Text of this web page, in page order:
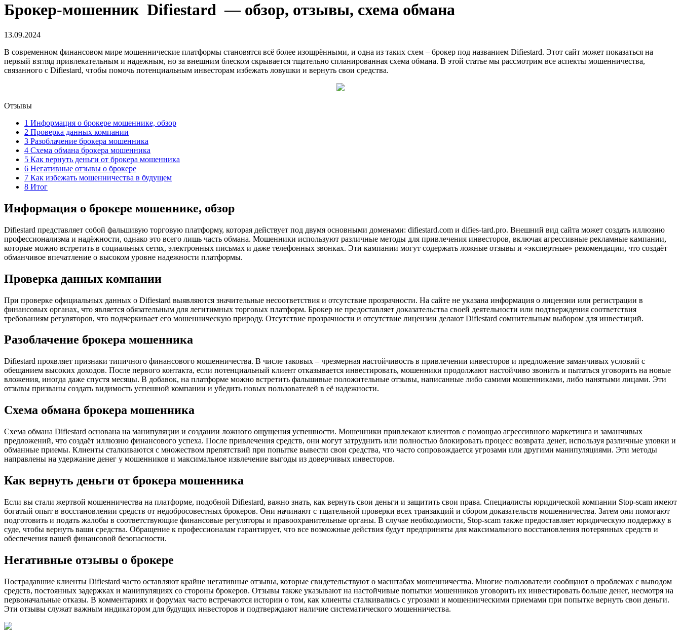
Брокер-мошенник Difiestard — обзор, отзывы, схема обмана
13.09.2024
В современном финансовом мире мошеннические платформы становятся всё более изощрёнными, и одна из таких схем – брокер под названием Difiestard. Этот сайт может показаться на
первый взгляд привлекательным и надежным, но за внешним блеском скрывается тщательно спланированная схема обмана. В этой статье мы рассмотрим все аспекты мошенничества,
связанного с Difiestard, чтобы помочь потенциальным инвесторам избежать ловушки и вернуть свои средства.
Отзывы
1 Информация о брокере мошеннике, обзор
2 Проверка данных компании
3 Разоблачение брокера мошенника
4 Схема обмана брокера мошенника
5 Как вернуть деньги от брокера мошенника
6 Негативные отзывы о брокере
7 Как избежать мошенничества в будущем
8 Итог
Информация о брокере мошеннике, обзор
Difiestard представляет собой фальшивую торговую платформу, которая действует под двумя основными доменами: difiestard.com и difies-tard.pro. Внешний вид сайта может создать иллюзию
профессионализма и надёжности, однако это всего лишь часть обмана. Мошенники используют различные методы для привлечения инвесторов, включая агрессивные рекламные кампании,
которые можно встретить в социальных сетях, электронных письмах и даже телефонных звонках. Эти кампании могут содержать ложные отзывы и «экспертные» рекомендации, что создаёт
обманчивое впечатление о высоком уровне надежности платформы.
Проверка данных компании
При проверке официальных данных о Difiestard выявляются значительные несоответствия и отсутствие прозрачности. На сайте не указана информация о лицензии или регистрации в
финансовых органах, что является обязательным для легитимных торговых платформ. Брокер не предоставляет доказательства своей деятельности или подтверждения соответствия
требованиям регуляторов, что подчеркивает его мошенническую природу. Отсутствие прозрачности и отсутствие лицензии делают Difiestard сомнительным выбором для инвестиций.
Разоблачение брокера мошенника
Difiestard проявляет признаки типичного финансового мошенничества. В числе таковых – чрезмерная настойчивость в привлечении инвесторов и предложение заманчивых условий с
обещанием высоких доходов. После первого контакта, если потенциальный клиент отказывается инвестировать, мошенники продолжают настойчиво звонить и пытаться уговорить на новые
вложения, иногда даже спустя месяцы. В добавок, на платформе можно встретить фальшивые положительные отзывы, написанные либо самими мошенниками, либо нанятыми лицами. Эти
отзывы призваны создать видимость успешной компании и убедить новых пользователей в её надежности.
Схема обмана брокера мошенника
Схема обмана Difiestard основана на манипуляции и создании ложного ощущения успешности. Мошенники привлекают клиентов с помощью агрессивного маркетинга и заманчивых
предложений, что создаёт иллюзию финансового успеха. После привлечения средств, они могут затруднить или полностью блокировать процесс возврата денег, используя различные уловки и
обманные приемы. Клиенты сталкиваются с множеством препятствий при попытке вывести свои средства, что часто сопровождается угрозами или другими манипуляциями. Эти методы
направлены на удержание денег у мошенников и максимальное извлечение выгоды из доверчивых инвесторов.
Как вернуть деньги от брокера мошенника
Если вы стали жертвой мошенничества на платформе, подобной Difiestard, важно знать, как вернуть свои деньги и защитить свои права. Специалисты юридической компании Stop-scam имеют
богатый опыт в восстановлении средств от недобросовестных брокеров. Они начинают с тщательной проверки всех транзакций и сбором доказательств мошенничества. Затем они помогают
подготовить и подать жалобы в соответствующие финансовые регуляторы и правоохранительные органы. В случае необходимости, Stop-scam также предоставляет юридическую поддержку в
суде, чтобы вернуть ваши средства. Обращение к профессионалам гарантирует, что все возможные действия будут предприняты для максимального восстановления потерянных средств и
обеспечения вашей финансовой безопасности.
Негативные отзывы о брокере
Пострадавшие клиенты Difiestard часто оставляют крайне негативные отзывы, которые свидетельствуют о масштабах мошенничества. Многие пользователи сообщают о проблемах с выводом
средств, постоянных задержках и манипуляциях со стороны брокеров. Отзывы также указывают на настойчивые попытки мошенников уговорить их инвестировать больше денег, несмотря на
первоначальные отказы. В комментариях и форумах часто встречаются истории о том, как клиенты сталкивались с угрозами и мошенническими приемами при попытке вернуть свои деньги.
Эти отзывы служат важным индикатором для будущих инвесторов и подтверждают наличие систематического мошенничества.